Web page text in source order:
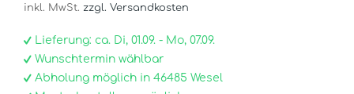
inkl. MwSt. zzgl. Versandkosten
Lieferung: ca. Di, 01.09. - Mo, 07.09.
Wunschtermin wählbar
Abholung möglich in 46485 Wesel